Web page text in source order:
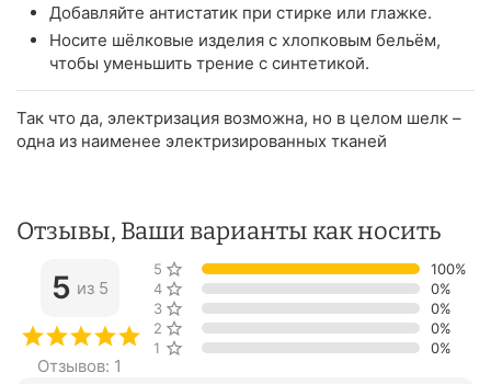
Добавляйте антистатик при стирке или глажке.
Носите шёлковые изделия с хлопковым бельём,
чтобы уменьшить трение с синтетикой.
Так что да, электризация возможна, но в целом шелк –
одна из наименее электризированных тканей
Отзывы, Ваши варианты как носить
5 из 5
Отзывов: 1
5 звёзд
100%
4 звезды
0%
3 звезды
0%
2 звезды
0%
1 звезда
0%